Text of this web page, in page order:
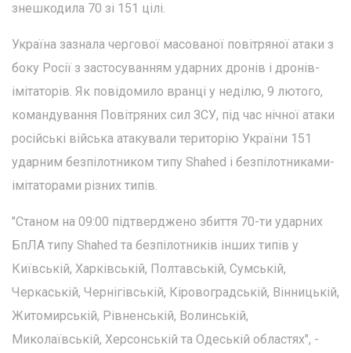
знешкодила 70 зі 151 цілі.
Україна зазнала чергової масованої повітряної атаки з
боку Росії з застосуванням ударних дронів і дронів-
імітаторів. Як повідомило вранці у неділю, 9 лютого,
командування Повітряних сил ЗСУ, під час нічної атаки
російські війська атакували територію України 151
ударним безпілотником типу Shahed і безпілотниками-
імітаторами різних типів.
"Станом на 09:00 підтверджено збиття 70-ти ударних
БпЛА типу Shahed та безпілотників інших типів у
Київській, Харківській, Полтавській, Сумській,
Черкаській, Чернігівській, Кіровоградській, Вінницькій,
Житомирській, Рівненській, Волинській,
Миколаївській, Херсонській та Одеській областях", -